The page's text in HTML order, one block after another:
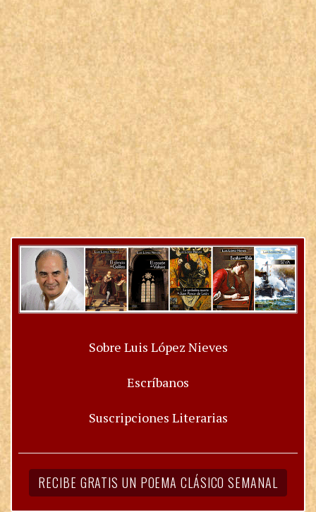
Sobre Luis López Nieves
Escríbanos
Suscripciones Literarias
RECIBE GRATIS UN POEMA CLÁSICO SEMANAL